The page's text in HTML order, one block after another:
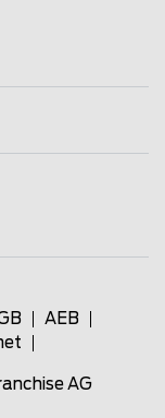
AEB
AG